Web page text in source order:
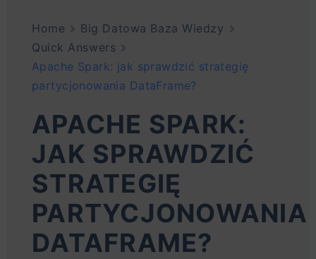
Home
Big Datowa Baza Wiedzy
Quick Answers
Apache Spark: jak sprawdzić strategię
partycjonowania DataFrame?
APACHE SPARK:
JAK SPRAWDZIĆ
STRATEGIĘ
PARTYCJONOWANIA
DATAFRAME?